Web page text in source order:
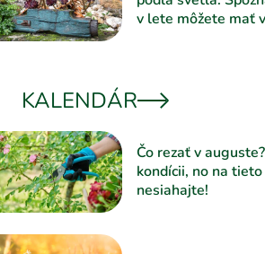
v lete môžete mať
KALENDÁR
Čo rezať v
kondícii, no na
nesiahajte!